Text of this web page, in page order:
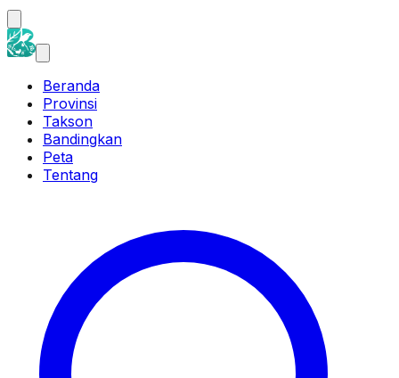
Beranda
Provinsi
Takson
Bandingkan
Peta
Tentang